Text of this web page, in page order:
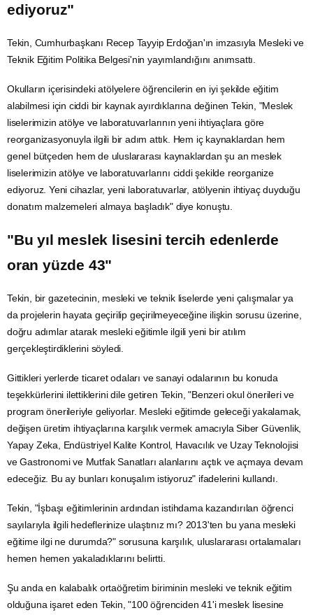
ediyoruz"
Tekin, Cumhurbaşkanı Recep Tayyip Erdoğan'ın imzasıyla Mesleki ve
Teknik Eğitim Politika Belgesi'nin yayımlandığını anımsattı.
Okulların içerisindeki atölyelere öğrencilerin en iyi şekilde eğitim
alabilmesi için ciddi bir kaynak ayırdıklarına değinen Tekin, "Meslek
liselerimizin atölye ve laboratuvarlarının yeni ihtiyaçlara göre
reorganizasyonuyla ilgili bir adım attık. Hem iç kaynaklardan hem
genel bütçeden hem de uluslararası kaynaklardan şu an meslek
liselerimizin atölye ve laboratuvarlarını ciddi şekilde reorganize
ediyoruz. Yeni cihazlar, yeni laboratuvarlar, atölyenin ihtiyaç duyduğu
donatım malzemeleri almaya başladık" diye konuştu.
"Bu yıl meslek lisesini tercih edenlerde
oran yüzde 43"
Tekin, bir gazetecinin, mesleki ve teknik liselerde yeni çalışmalar ya
da projelerin hayata geçirilip geçirilmeyeceğine ilişkin sorusu üzerine,
doğru adımlar atarak mesleki eğitimle ilgili yeni bir atılım
gerçekleştirdiklerini söyledi.
Gittikleri yerlerdeticaretodaları ve sanayi odalarının bu konuda
teşekkürlerini ilettiklerini dile getiren Tekin, "Benzeri okul önerileri ve
program önerileriyle geliyorlar. Mesleki eğitimde geleceği yakalamak,
değişen üretim ihtiyaçlarına karşılık vermek amacıyla Siber Güvenlik,
Yapay Zeka, Endüstriyel Kalite Kontrol, Havacılık ve UzayTeknolojisi
veGastronomive Mutfak Sanatları alanlarını açtık ve açmaya devam
edeceğiz. Bu ay bunları konuşalım istiyoruz" ifadelerini kullandı.
Tekin, "İşbaşı eğitimlerinin ardından istihdama kazandırılan öğrenci
sayılarıyla ilgili hedeflerinize ulaştınız mı? 2013'ten bu yana mesleki
eğitime ilgi ne durumda?" sorusuna karşılık, uluslararası ortalamaları
hemen hemen yakaladıklarını belirtti.
Şu anda en kalabalık ortaöğretim biriminin mesleki ve teknik eğitim
olduğuna işaret eden Tekin, "100 öğrenciden 41'i meslek lisesine